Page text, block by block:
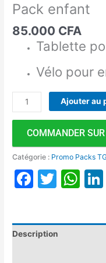
Pack enfant
85.000 CFA
Tablette
Vélo pour
Ajouter au
COMMANDER
Catégorie : Promo Packs
Description